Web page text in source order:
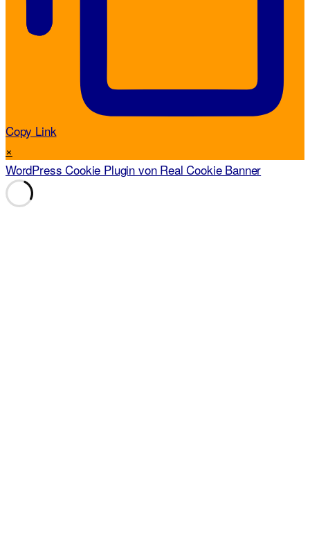
Copy Link
×
WordPress Cookie Plugin von Real Cookie Banner